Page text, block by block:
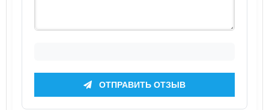
ОТПРАВИТЬ ОТЗЫВ